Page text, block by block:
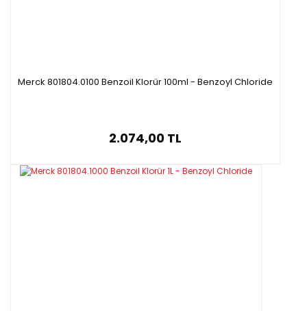
Merck 801804.0100 Benzoil Klorür 100ml - Benzoyl Chloride
2.074,00 TL